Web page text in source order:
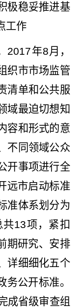
极稳妥推进基
工作
2017年8月，
织市市场监管
清单和公共服
域最迫切想知
容和形式的意
不同领域公众
开事项进行全
远市启动标准
准体系划分为
共13项， 紧扣
期研究、安排
详细细化五个
务公开标准。
成省级审查组